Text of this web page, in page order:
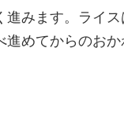
進みます。ライ
進めてからのお